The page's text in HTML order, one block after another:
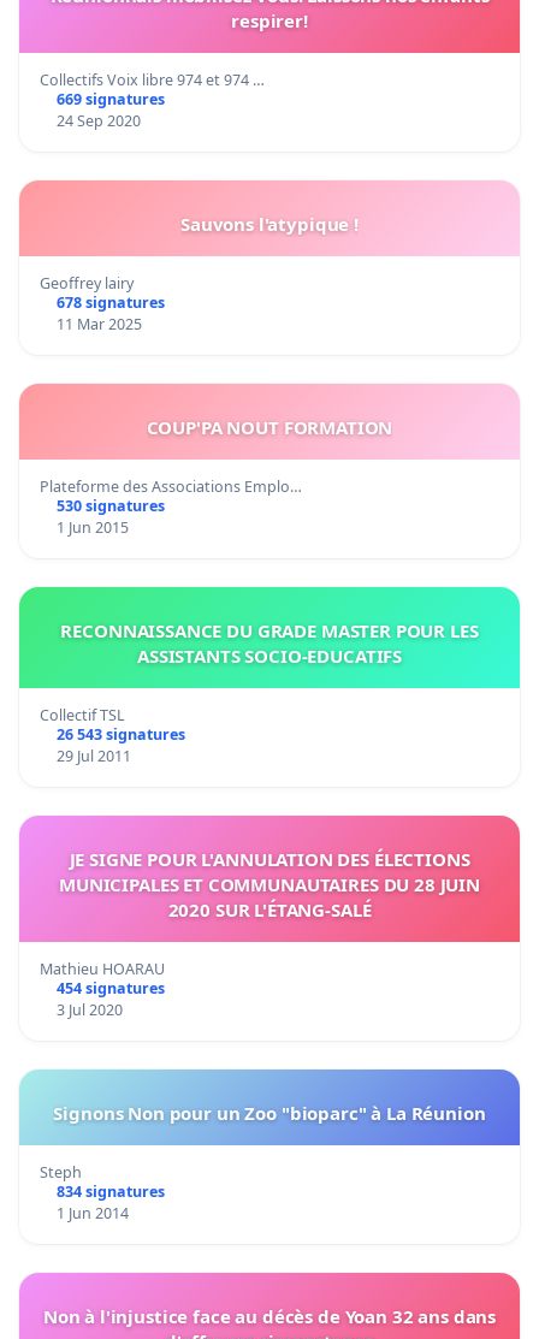
respirer!
Collectifs Voix libre 974 et 974 …
669 signatures
24 Sep 2020
Sauvons l'atypique !
Geoffrey lairy
678 signatures
11 Mar 2025
COUP'PA NOUT FORMATION
Plateforme des Associations Emplo…
530 signatures
1 Jun 2015
RECONNAISSANCE DU GRADE MASTER POUR LES
ASSISTANTS SOCIO-EDUCATIFS
Collectif TSL
26 543 signatures
29 Jul 2011
JE SIGNE POUR L'ANNULATION DES ÉLECTIONS
MUNICIPALES ET COMMUNAUTAIRES DU 28 JUIN
2020 SUR L'ÉTANG-SALÉ
Mathieu HOARAU
454 signatures
3 Jul 2020
Signons Non pour un Zoo "bioparc" à La Réunion
Steph
834 signatures
1 Jun 2014
Non à l'injustice face au décès de Yoan 32 ans dans